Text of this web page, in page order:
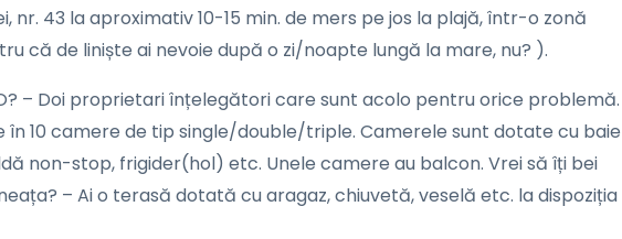
nr. 43 la aproximativ 10-15 min. de mers pe jos la plajă, într-o zonă
că de liniște ai nevoie după o zi/noapte lungă la mare, nu? ).
– Doi proprietari înțelegători care sunt acolo pentru orice problemă.
în 10 camere de tip single/double/triple. Camerele sunt dotate cu baie
non-stop, frigider(hol) etc. Unele camere au balcon. Vrei să îți bei
– Ai o terasă dotată cu aragaz, chiuvetă, veselă etc. la dispoziția